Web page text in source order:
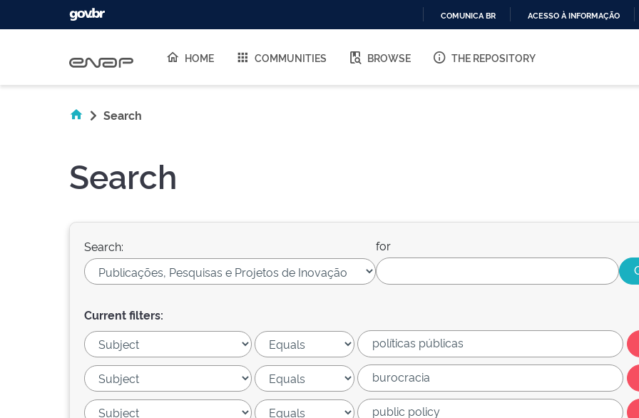
O
COMUNICA BR ACESSO À INFORMAÇÃO
HOME COMMUNITIES BROWSE THE REPOSITORY
Search
Search
Search: for
Current filters: